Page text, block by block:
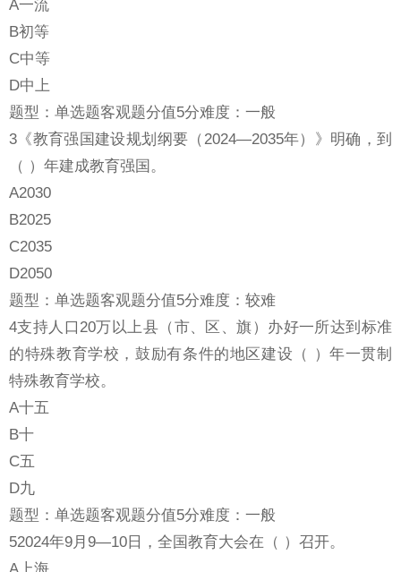
A一流
B初等
C中等
D中上
题型：单选题客观题分值5分难度：一般
3《教育强国建设规划纲要（2024—2035年）》明确，到
（ ）年建成教育强国。
A2030
B2025
C2035
D2050
题型：单选题客观题分值5分难度：较难
4支持人口20万以上县（市、区、旗）办好一所达到标准
的特殊教育学校，鼓励有条件的地区建设（ ）年一贯制
特殊教育学校。
A十五
B十
C五
D九
题型：单选题客观题分值5分难度：一般
52024年9月9—10日，全国教育大会在（ ）召开。
A上海